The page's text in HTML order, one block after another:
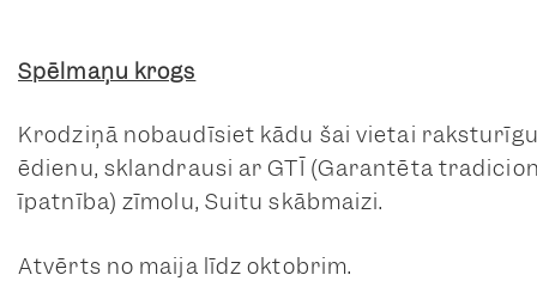
Spēlmaņu krogs
Krodziņā nobaudīsiet kādu šai vietai
ēdienu, sklandrausi ar GTĪ (Garantēta
īpatnība) zīmolu, Suitu skābmaizi.
Atvērts no maija līdz oktobrim.